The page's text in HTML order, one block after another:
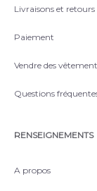
Livraisons et retours
Paiement
Vendre des
Questions
RENSEIGNEMENTS
A propos